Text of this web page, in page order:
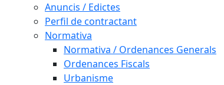
Anuncis / Edictes
Perfil de contractant
Normativa
Normativa / Ordenances Generals
Ordenances Fiscals
Urbanisme